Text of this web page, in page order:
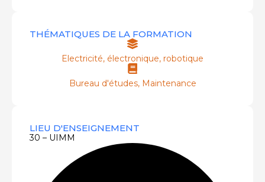
THÉMATIQUES DE LA FORMATION
Electricité, électronique, robotique
Bureau d'études, Maintenance
LIEU D'ENSEIGNEMENT
30 – UIMM